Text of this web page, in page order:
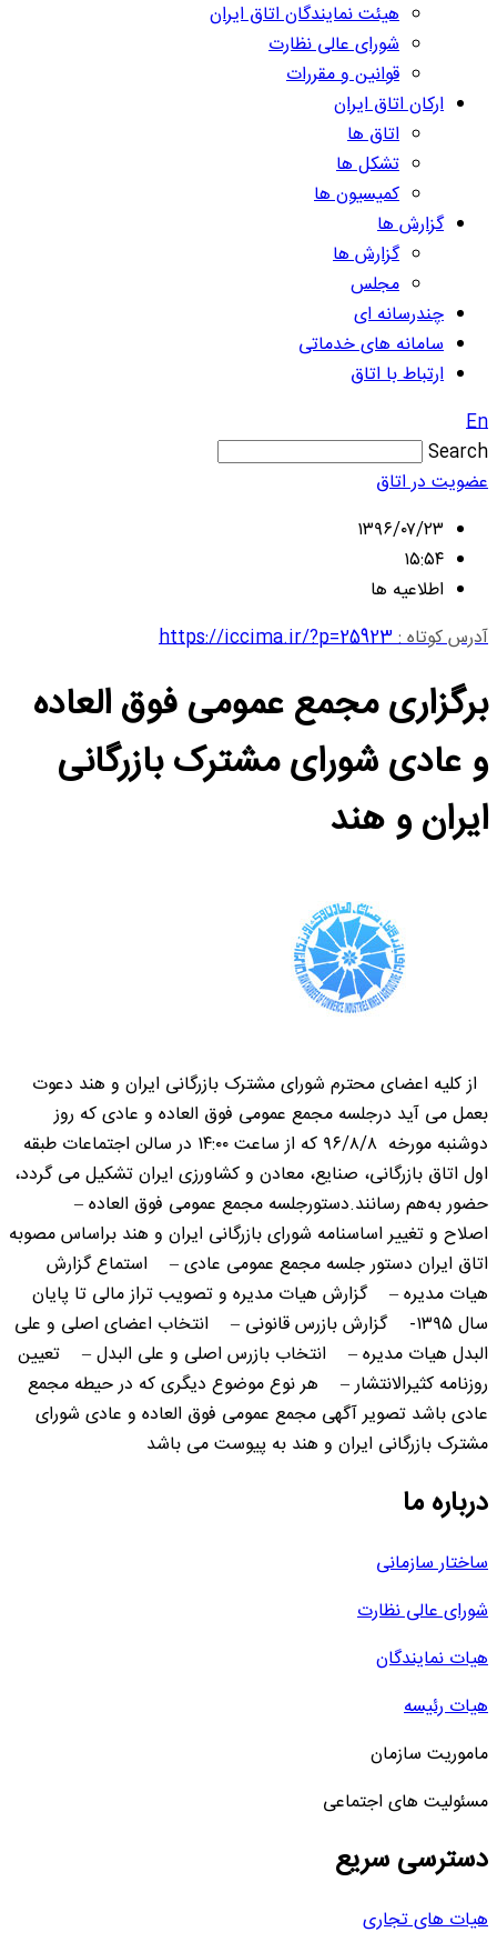
هیئت نمایندگان اتاق ایران
شورای عالی نظارت
قوانین و مقررات
ارکان اتاق ایران
اتاق ها
تشکل ها
کمیسیون ها
گزارش ها
گزارش ها
مجلس
چندرسانه ای
سامانه های خدماتی
ارتباط با اتاق
En
Search
عضویت در اتاق
۱۳۹۶/۰۷/۲۳
۱۵:۵۴
اطلاعیه ها
آدرس کوتاه :https://iccima.ir/?p=25923
برگزاری مجمع عمومی فوق العاده
و عادی شورای مشترک بازرگانی
ایران و هند
از کلیه اعضای محترم شورای مشترک بازرگانی ایران و هند دعوت
بعمل می آید درجلسه مجمع عمومی فوق العاده و عادی که روز
دوشنبه مورخه ۹۶/۸/۸ که از ساعت ۱۴:۰۰ در سالن اجتماعات طبقه
اول اتاق بازرگانی، صنایع، معادن و کشاورزی ایران تشکیل می گردد،
حضور به‌هم رسانند.دستورجلسه مجمع عمومی فوق العاده –
اصلاح و تغییر اساسنامه شورای بازرگانی ایران و هند براساس مصوبه
اتاق ایران دستور جلسه مجمع عمومی عادی – استماع گزارش
هیات مدیره – گزارش هیات مدیره و تصویب تراز مالی تا پایان
سال ۱۳۹۵- گزارش بازرس قانونی – انتخاب اعضای اصلی و علی
البدل هیات مدیره – انتخاب بازرس اصلی و علی البدل – تعیین
روزنامه کثیرالانتشار – هر نوع موضوع دیگری که در حیطه مجمع
عادی باشد تصویر آگهی مجمع عمومی فوق العاده و عادی شورای
مشترک بازرگانی ایران و هند به پیوست می باشد
درباره ما
ساختار سازمانی
شورای عالی نظارت
هیات نمایندگان
هیات رئیسه
ماموریت سازمان
مسئولیت های اجتماعی
دسترسی سریع
هیات های تجاری